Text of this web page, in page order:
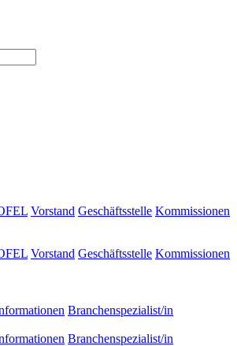
Vorstand Geschäftsstelle Kommissionen
Vorstand Geschäftsstelle Kommissionen
Branchenspezialist/in
Branchenspezialist/in